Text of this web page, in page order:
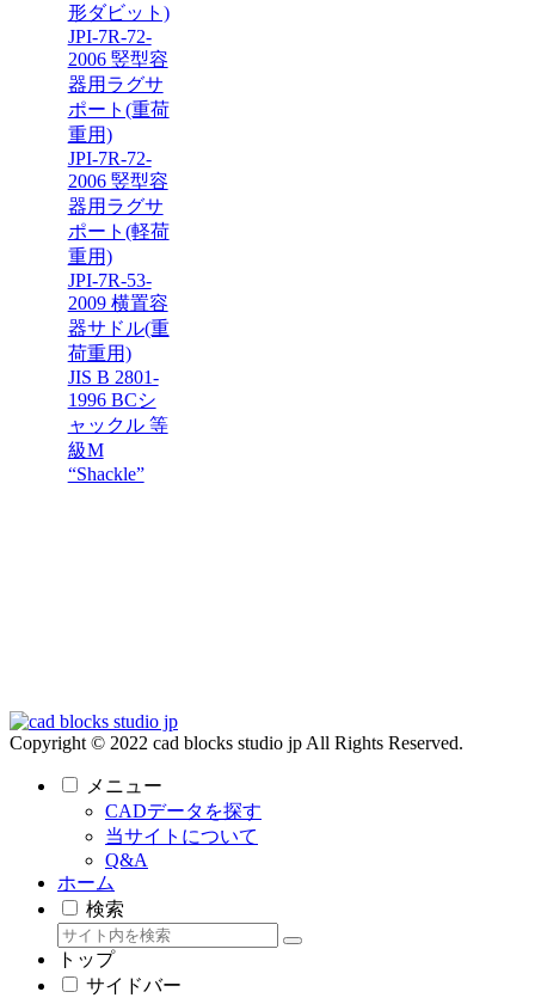
形ダビット)
JPI-7R-72-
2006 竪型容
器用ラグサ
ポート(重荷
重用)
JPI-7R-72-
2006 竪型容
器用ラグサ
ポート(軽荷
重用)
JPI-7R-53-
2009 横置容
器サドル(重
荷重用)
JIS B 2801-
1996 BCシ
ャックル 等
級M
“Shackle”
Copyright © 2022 cad blocks studio jp All Rights Reserved.
メニュー
CADデータを探す
当サイトについて
Q&A
ホーム
検索
トップ
サイドバー